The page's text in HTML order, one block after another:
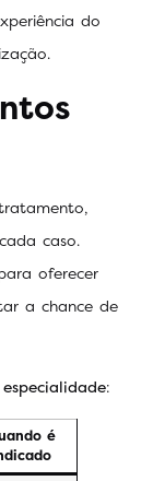
do
caso.
oferecer
a chance de
:
é